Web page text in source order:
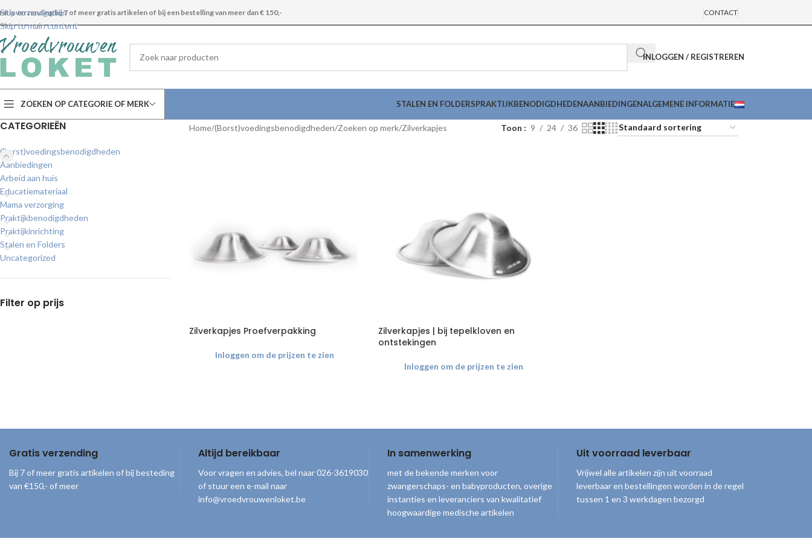
Skip to navigation
Skip to main content
verzending bij 7 of meer gratis artikelen of bij een bestelling van meer dan € 150,- CONTACT
INLOGGEN / REGISTREREN
ZOEKEN OP CATEGORIE OF MERK STALEN EN FOLDERSPRAKTIJKBENODIGDHEDENAANBIEDINGENALGEMENE INFORMATIE
CATEGORIEËN
(Borst)voedingsbenodigdheden
Aanbiedingen
Arbeid aan huis
Educatiemateriaal
Mama verzorging
Praktijkbenodigdheden
Praktijkinrichting
Stalen en Folders
Uncategorized
Filter op prijs
Home (Borst)voedingsbenodigdheden Zoeken op merk Zilverkapjes Toon 9 24 36
Zilverkapjes Proefverpakking
Inloggen om de prijzen te zien
Zilverkapjes | bij tepelkloven en
ontstekingen
Inloggen om de prijzen te zien
Gratis verzending
Bij 7 of meer gratis artikelen of bij besteding
van €150,- of meer
Altijd bereikbaar
Voor vragen en advies, bel naar 026-3619030
of stuur een e-mail naar
info@vroedvrouwenloket.be
In samenwerking
met de bekende merken voor
zwangerschaps- en babyproducten, overige
instanties en leveranciers van kwalitatief
hoogwaardige medische artikelen
Uit voorraad leverbaar
Vrijwel alle artikelen zijn uit voorraad
leverbaar en bestellingen worden in de regel
tussen 1 en 3 werkdagen bezorgd